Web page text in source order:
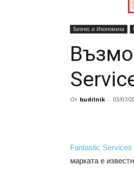
Бизнес и Икономика
От budilnik - 03/07/
Fantastic Services
марката е